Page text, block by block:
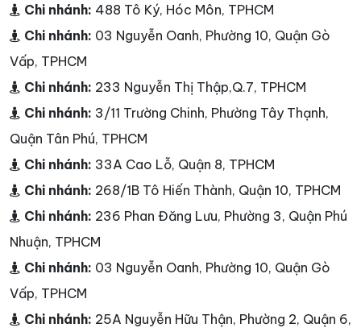
Chi nhánh: 488 Tô Ký, Hóc Môn, TPHCM
Chi nhánh: 03 Nguyễn Oanh, Phường 10, Quận Gò
Vấp, TPHCM
Chi nhánh: 233 Nguyễn Thị Thập,Q.7, TPHCM
Chi nhánh: 3/11 Trường Chinh, Phường Tây Thạnh,
Quận Tân Phú, TPHCM
Chi nhánh: 33A Cao Lỗ, Quận 8, TPHCM
Chi nhánh: 268/1B Tô Hiến Thành, Quận 10, TPHCM
Chi nhánh: 236 Phan Đăng Lưu, Phường 3, Quận Phú
Nhuận, TPHCM
Chi nhánh: 03 Nguyễn Oanh, Phường 10, Quận Gò
Vấp, TPHCM
Chi nhánh: 25A Nguyễn Hữu Thận, Phường 2, Quận 6,